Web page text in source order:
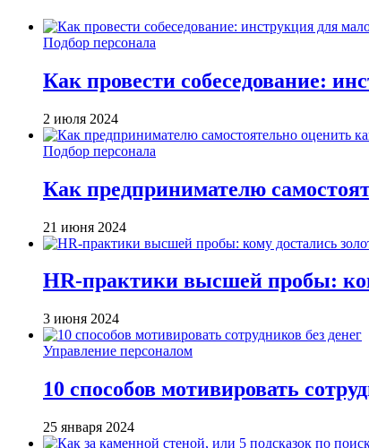
Подбор персонала
Как провести собеседование:
2 июля 2024
Подбор персонала
Как предпринимателю
21 июня 2024
HR-практики высшей пробы:
3 июня 2024
Управление персоналом
10 способов мотивировать
25 января 2024